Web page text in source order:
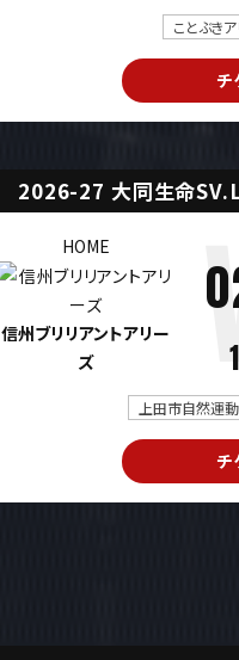
ことぶき
チ
2026-27 大同生命
HOME
信州ブリリアントアリー
ズ
上田市自然運
チ